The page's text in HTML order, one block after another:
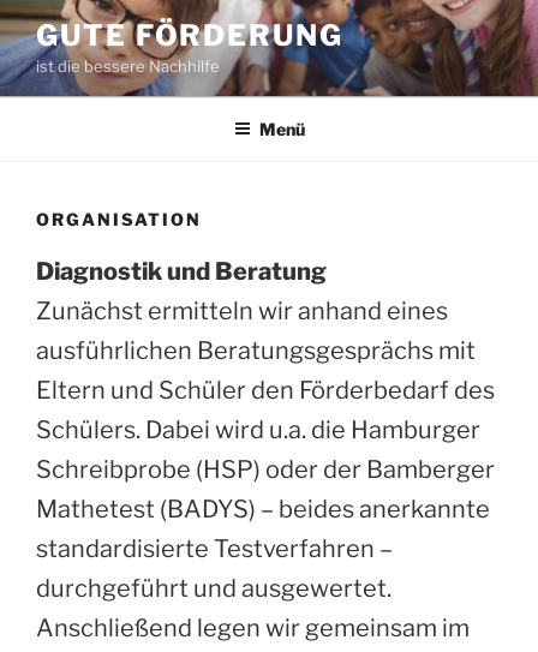
Zum
Inhalt
springen
GUTE FÖRDERUNG
ist die bessere Nachhilfe
Menü
ORGANISATION
Diagnostik und Beratung
Zunächst ermitteln wir anhand eines
ausführlichen Beratungsgesprächs mit
Eltern und Schüler den Förderbedarf des
Schülers. Dabei wird u.a. die Hamburger
Schreibprobe (HSP) oder der Bamberger
Mathetest (BADYS) – beides anerkannte
standardisierte Testverfahren –
durchgeführt und ausgewertet.
Anschließend legen wir gemeinsam im